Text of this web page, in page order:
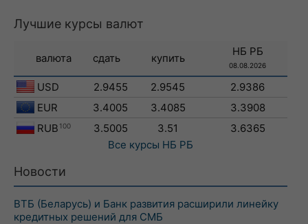
Лучшие курсы валют
валюта сдать купить
НБ РБ
08.08.2026
USD 2.9455 2.9545
2.9386
EUR
3.4005 3.4085
3.3908
RUB 100 3.5005 3.51
3.6365
Все курсы НБ РБ
Новости
ВТБ (Беларусь) и Банк развития расширили линейку
кредитных решений для СМБ